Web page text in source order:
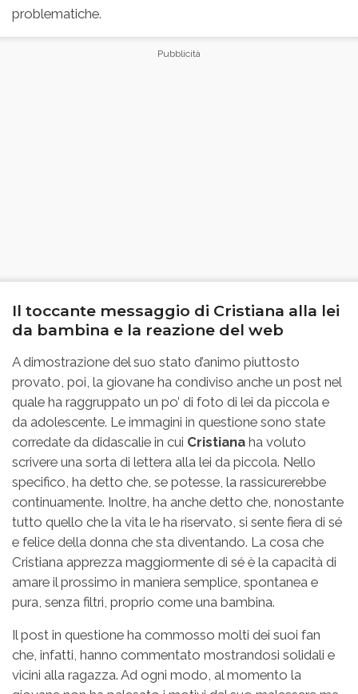
problematiche.
Il toccante messaggio di Cristiana alla lei
da bambina e la reazione del web
A dimostrazione del suo stato d’animo piuttosto
provato, poi, la giovane ha condiviso anche un post nel
quale ha raggruppato un po’ di foto di lei da piccola e
da adolescente. Le immagini in questione sono state
corredate da didascalie in cui Cristiana ha voluto
scrivere una sorta di lettera alla lei da piccola. Nello
specifico, ha detto che, se potesse, la rassicurerebbe
continuamente. Inoltre, ha anche detto che, nonostante
tutto quello che la vita le ha riservato, si sente fiera di sé
e felice della donna che sta diventando. La cosa che
Cristiana apprezza maggiormente di sé è la capacità di
amare il prossimo in maniera semplice, spontanea e
pura, senza filtri, proprio come una bambina.
Il post in questione ha commosso molti dei suoi fan
che, infatti, hanno commentato mostrandosi solidali e
vicini alla ragazza. Ad ogni modo, al momento la